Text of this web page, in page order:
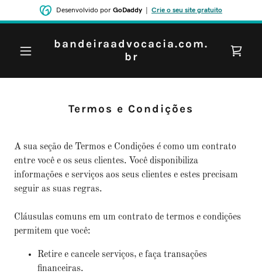
Desenvolvido por GoDaddy Crie o seu site gratuito
bandeiraadvocacia.com.
br
Termos e Condições
A sua seção de Termos e Condições é como um contrato
entre você e os seus clientes. Você disponibiliza
informações e serviços aos seus clientes e estes precisam
seguir as suas regras.
Cláusulas comuns em um contrato de termos e condições
permitem que você:
Retire e cancele serviços, e faça transações
financeiras.